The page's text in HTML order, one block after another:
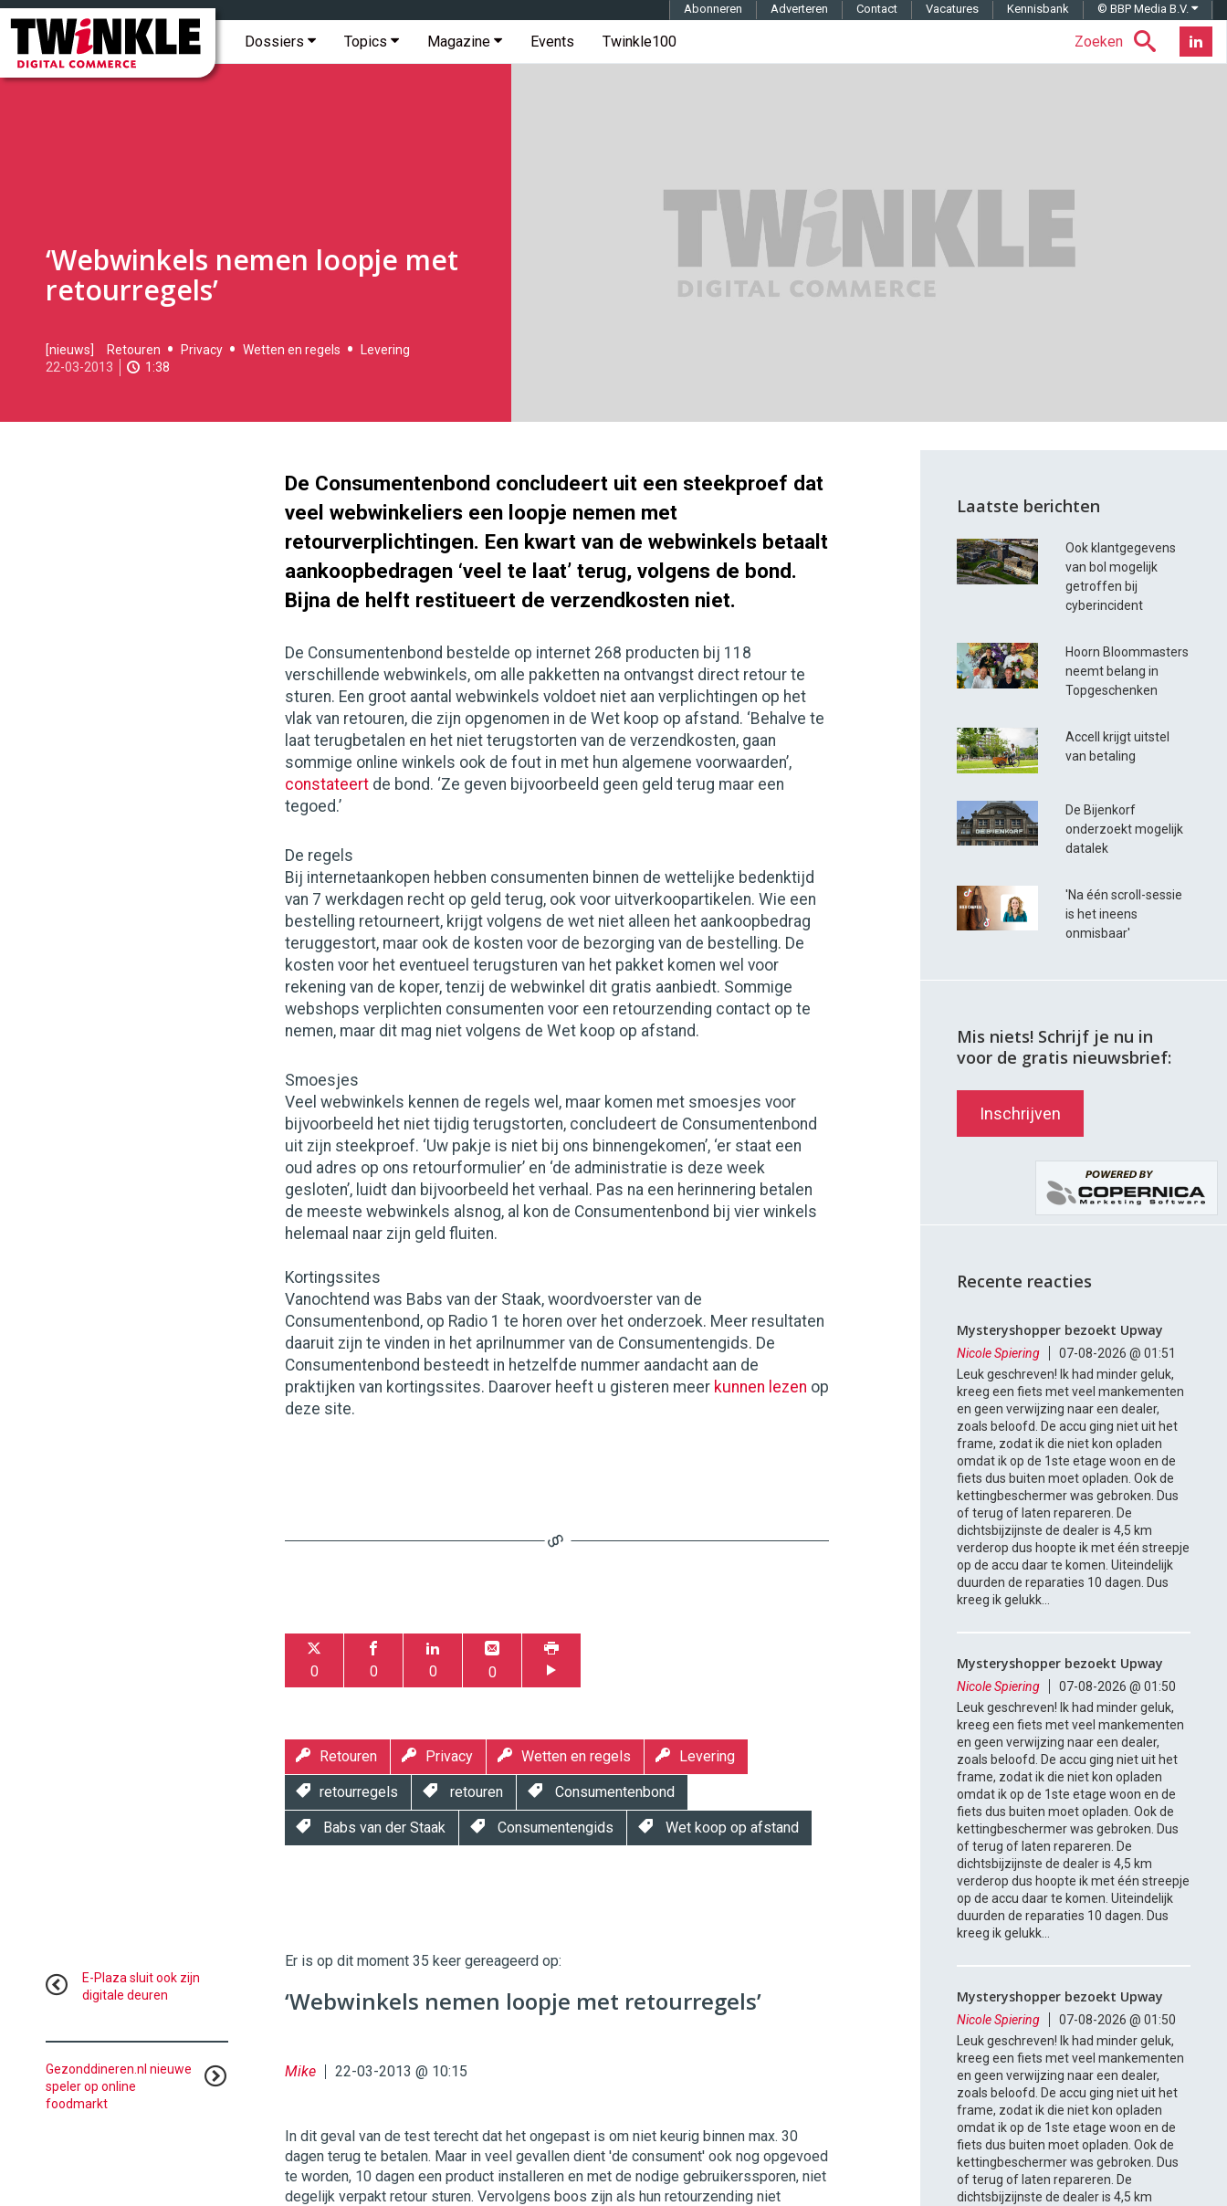
Twinkle
Digital
Commerce
Hoofdmenu Zoeken
Dossiers Topics Magazine Events Twinkle100
Topmenu Abonneren Adverteren Contact Vacatures Kennisbank © BBP Media B.V.
‘Webwinkels nemen loopje met
retourregels’
2013-
03-
11-
[nieuws] Retouren Privacy Wetten en regels
Levering
22-03-2013
1:38
De Consumentenbond concludeert uit een steekproef dat
veel webwinkeliers een loopje nemen met
retourverplichtingen. Een kwart van de webwinkels betaalt
aankoopbedragen ‘veel te laat’ terug, volgens de bond.
Bijna de helft restitueert de verzendkosten niet.
De Consumentenbond bestelde op internet 268 producten bij 118
verschillende webwinkels, om alle pakketten na ontvangst direct retour te
sturen. Een groot aantal webwinkels voldoet niet aan verplichtingen op het
vlak van retouren, die zijn opgenomen in de Wet koop op afstand. ‘Behalve te
laat terugbetalen en het niet terugstorten van de verzendkosten, gaan
sommige online winkels ook de fout in met hun algemene voorwaarden’,
constateert de bond. ‘Ze geven bijvoorbeeld geen geld terug maar een
tegoed.’
De regels
Bij internetaankopen hebben consumenten binnen de wettelijke bedenktijd
van 7 werkdagen recht op geld terug, ook voor uitverkoopartikelen. Wie een
bestelling retourneert, krijgt volgens de wet niet alleen het aankoopbedrag
teruggestort, maar ook de kosten voor de bezorging van de bestelling. De
kosten voor het eventueel terugsturen van het pakket komen wel voor
rekening van de koper, tenzij de webwinkel dit gratis aanbiedt. Sommige
webshops verplichten consumenten voor een retourzending contact op te
nemen, maar dit mag niet volgens de Wet koop op afstand.
Smoesjes
Veel webwinkels kennen de regels wel, maar komen met smoesjes voor
bijvoorbeeld het niet tijdig terugstorten, concludeert de Consumentenbond
uit zijn steekproef. ‘Uw pakje is niet bij ons binnengekomen’, ‘er staat een
oud adres op ons retourformulier’ en ‘de administratie is deze week
gesloten’, luidt dan bijvoorbeeld het verhaal. Pas na een herinnering betalen
de meeste webwinkels alsnog, al kon de Consumentenbond bij vier winkels
helemaal naar zijn geld fluiten.
Kortingssites
Vanochtend was Babs van der Staak, woordvoerster van de
Consumentenbond, op Radio 1 te horen over het onderzoek. Meer resultaten
daaruit zijn te vinden in het aprilnummer van de Consumentengids. De
Consumentenbond besteedt in hetzelfde nummer aandacht aan de
praktijken van kortingssites. Daarover heeft u gisteren meer kunnen lezen op
deze site.
0 0 0 0
Retouren Privacy Wetten en regels Levering
retourregels retouren Consumentenbond
Babs van der Staak Consumentengids Wet koop op afstand
Digital
96 54
Er is op dit moment 35 keer gereageerd op:
‘Webwinkels nemen loopje met retourregels’
Mike 22-03-2013 @ 10:15
In dit geval van de test terecht dat het ongepast is om niet keurig binnen max. 30
dagen terug te betalen. Maar in veel gevallen dient 'de consument' ook nog opgevoed
te worden, 10 dagen een product installeren en met de nodige gebruikerssporen, niet
degelijk verpakt retour sturen. Vervolgens boos zijn als hun retourzending niet
E-Plaza sluit ook zijn
digitale deuren
Gezonddineren.nl nieuwe
speler op online
foodmarkt
Laatste berichten
Ook klantgegevens
van bol mogelijk
getroffen bij
cyberincident
Hoorn Bloommasters
neemt belang in
Topgeschenken
Accell krijgt uitstel
van betaling
De Bijenkorf
onderzoekt mogelijk
datalek
'Na één scroll-sessie
is het ineens
onmisbaar'
Mis niets! Schrijf je nu in
voor de gratis nieuwsbrief:
Inschrijven
Recente reacties
Mysteryshopper bezoekt Upway
Nicole Spiering
07-08-2026 @ 01:51
Leuk geschreven! Ik had minder geluk,
kreeg een fiets met veel mankementen
en geen verwijzing naar een dealer,
zoals beloofd. De accu ging niet uit het
frame, zodat ik die niet kon opladen
omdat ik op de 1ste etage woon en de
fiets dus buiten moet opladen. Ook de
kettingbeschermer was gebroken. Dus
of terug of laten repareren. De
dichtsbijzijnste de dealer is 4,5 km
verderop dus hoopte ik met één streepje
op de accu daar te komen. Uiteindelijk
duurden de reparaties 10 dagen. Dus
kreeg ik gelukk...
Mysteryshopper bezoekt Upway
Nicole Spiering
07-08-2026 @ 01:50
Leuk geschreven! Ik had minder geluk,
kreeg een fiets met veel mankementen
en geen verwijzing naar een dealer,
zoals beloofd. De accu ging niet uit het
frame, zodat ik die niet kon opladen
omdat ik op de 1ste etage woon en de
fiets dus buiten moet opladen. Ook de
kettingbeschermer was gebroken. Dus
of terug of laten repareren. De
dichtsbijzijnste de dealer is 4,5 km
verderop dus hoopte ik met één streepje
op de accu daar te komen. Uiteindelijk
duurden de reparaties 10 dagen. Dus
kreeg ik gelukk...
Mysteryshopper bezoekt Upway
Nicole Spiering
07-08-2026 @ 01:50
Leuk geschreven! Ik had minder geluk,
kreeg een fiets met veel mankementen
en geen verwijzing naar een dealer,
zoals beloofd. De accu ging niet uit het
frame, zodat ik die niet kon opladen
omdat ik op de 1ste etage woon en de
fiets dus buiten moet opladen. Ook de
kettingbeschermer was gebroken. Dus
of terug of laten repareren. De
dichtsbijzijnste de dealer is 4,5 km